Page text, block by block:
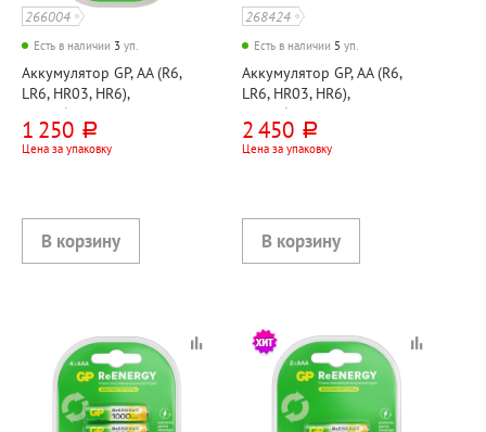
266004
Есть в наличии 3 уп.
Аккумулятор GP, AA (R6,
LR6, HR03, HR6),
"Возобновляемая энергия
(ReEnergy)", 2700Ач, 2шт
1 250 руб.
Цена за упаковку
268424
Есть в наличии 5 уп.
Аккумулятор GP, AA (R6,
LR6, HR03, HR6),
"Возобновляемая энергия
(ReEnergy)", 2700Ач, 4шт
2 450 руб.
Цена за упаковку